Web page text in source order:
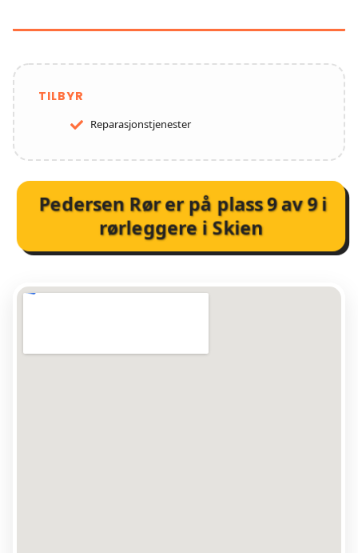
TILBYR
Reparasjonstjenester
Pedersen Rører på plass9av9i
rørleggere i Skien